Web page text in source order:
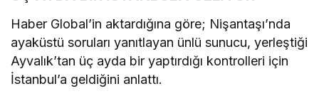
Haber Global’in aktardığına göre; Nişantaşı’nda
ayaküstü soruları yanıtlayan ünlü sunucu, yerleştiği
Ayvalık’tan üç ayda bir yaptırdığı kontrolleri için
İstanbul’a geldiğini anlattı.